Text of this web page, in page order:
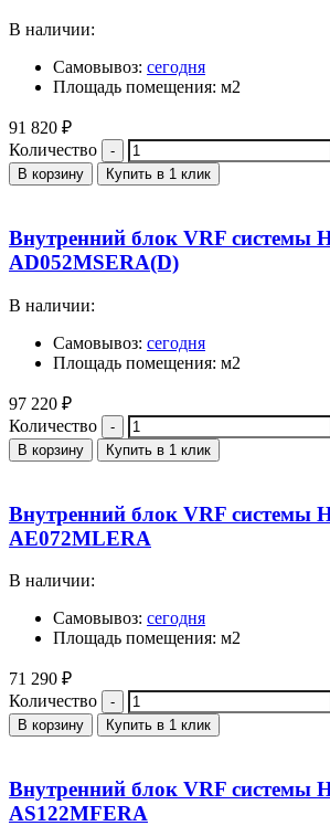
В наличии:
Самовывоз: сегодня
Площадь помещения: м2
91 820 ₽
Количество
В корзину Купить в 1 клик
Внутренний блок VRF системы
AD052MSERA(D)
В наличии:
Самовывоз: сегодня
Площадь помещения: м2
97 220 ₽
Количество
В корзину Купить в 1 клик
Внутренний блок VRF системы
AE072MLERA
В наличии:
Самовывоз: сегодня
Площадь помещения: м2
71 290 ₽
Количество
В корзину Купить в 1 клик
Внутренний блок VRF системы
AS122MFERA